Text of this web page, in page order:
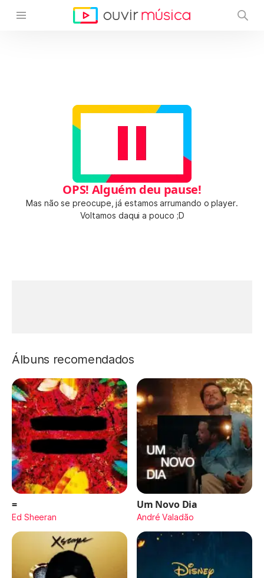
OPS! Alguém deu pause!
Mas não se preocupe, já estamos arrumando o player.
Voltamos daqui a pouco ;D
Álbuns recomendados
=
Ed Sheeran
Um Novo Dia
André Valadão